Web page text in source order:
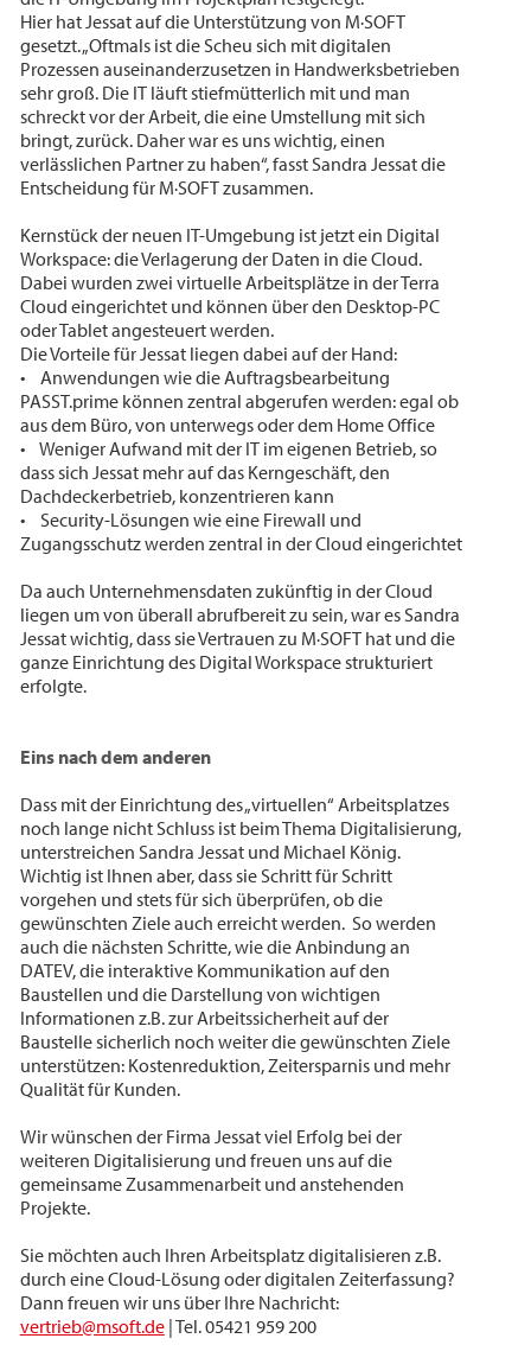
Hier hat Jessat auf die Unterstützung von M·SOFT
gesetzt. „Oftmals ist die Scheu sich mit digitalen
Prozessen auseinanderzusetzen in Handwerksbetrieben
sehr groß. Die IT läuft stiefmütterlich mit und man
schreckt vor der Arbeit, die eine Umstellung mit sich
bringt, zurück. Daher war es uns wichtig, einen
verlässlichen Partner zu haben“, fasst Sandra Jessat die
Entscheidung für M·SOFT zusammen.
Kernstück der neuen IT-Umgebung ist jetzt ein Digital
Workspace: die Verlagerung der Daten in die Cloud.
Dabei wurden zwei virtuelle Arbeitsplätze in der Terra
Cloud eingerichtet und können über den Desktop-PC
oder Tablet angesteuert werden.
Die Vorteile für Jessat liegen dabei auf der Hand:
• Anwendungen wie die Auftragsbearbeitung
PASST.prime können zentral abgerufen werden: egal ob
aus dem Büro, von unterwegs oder dem Home Office
• Weniger Aufwand mit der IT im eigenen Betrieb, so
dass sich Jessat mehr auf das Kerngeschäft, den
Dachdeckerbetrieb, konzentrieren kann
• Security-Lösungen wie eine Firewall und
Zugangsschutz werden zentral in der Cloud eingerichtet
Da auch Unternehmensdaten zukünftig in der Cloud
liegen um von überall abrufbereit zu sein, war es Sandra
Jessat wichtig, dass sie Vertrauen zu M·SOFT hat und die
ganze Einrichtung des Digital Workspace strukturiert
erfolgte.
Eins nach dem anderen
Dass mit der Einrichtung des „virtuellen“ Arbeitsplatzes
noch lange nicht Schluss ist beim Thema Digitalisierung,
unterstreichen Sandra Jessat und Michael König.
Wichtig ist Ihnen aber, dass sie Schritt für Schritt
vorgehen und stets für sich überprüfen, ob die
gewünschten Ziele auch erreicht werden. So werden
auch die nächsten Schritte, wie die Anbindung an
DATEV, die interaktive Kommunikation auf den
Baustellen und die Darstellung von wichtigen
Informationen z.B. zur Arbeitssicherheit auf der
Baustelle sicherlich noch weiter die gewünschten Ziele
unterstützen: Kostenreduktion, Zeitersparnis und mehr
Qualität für Kunden.
Wir wünschen der Firma Jessat viel Erfolg bei der
weiteren Digitalisierung und freuen uns auf die
gemeinsame Zusammenarbeit und anstehenden
Projekte.
Sie möchten auch Ihren Arbeitsplatz digitalisieren z.B.
durch eine Cloud-Lösung oder digitalen Zeiterfassung?
Dann freuen wir uns über Ihre Nachricht:
vertrieb@msoft.de| Tel. 05421 959 200